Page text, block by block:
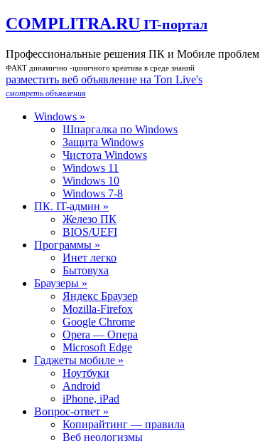
COMPLITRA.RU IT-портал
Профессиональные решения ПК и Мобиле проблем
ФАКТ динамично -циничного креатива в среде знаний
разместить веб объявление на Toп Live's
смотреть объявления
Windows »
Шпаргалка по Windows
Защита Windows
Чистота Windows
Windows 11
Windows 10
Windows 7-8
ПК. IT-админ »
Железо ПК
BIOS/UEFI
Программы »
Инет легко
Бытовуха
Браузеры »
Яндекс Браузер
Mozilla-Firefox
Google Chrome
Opera — Опера
Microsoft Edge
Гаджеты мобиле »
Ноутбуки
Android
iPhone, iPad
Вопрос-ответ »
Копирайтинг — правила
Веб неологизмы